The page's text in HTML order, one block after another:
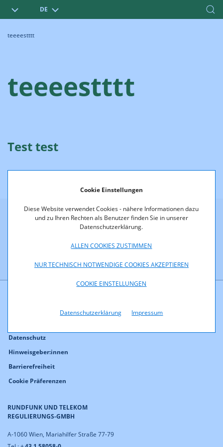
Cookie Einstellungen
Diese Website verwendet Cookies - nähere Informationen dazu
und zu Ihren Rechten als Benutzer finden Sie in unserer
Datenschutzerklärung.
ALLEN COOKIES ZUSTIMMEN
NUR TECHNISCH NOTWENDIGE COOKIES AKZEPTIEREN
COOKIE EINSTELLUNGEN
Datenschutzerklärung Impressum
DE
teeeestttt
teeeestttt
Test test
test
Bitte geben Sie einen E-Mail-Adresse
RUNDFUNK UND TELEKOM
REGULIERUNGS-GMBH
A-1060 Wien, Mariahilfer Straße 77-79
Datenschutz
Hinweisgeber:innen
Barrierefreiheit
Cookie Präferenzen